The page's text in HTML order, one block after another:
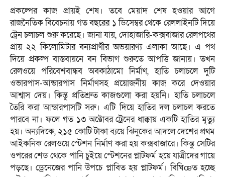
প্রকল্পের কাজ প্রায়ই শেষ। তবে মেয়াদ শেষ হওয়ার আগে
রাজনৈতিক বিবেচনায় গত বছরের ১ ডিসেম্বর থেকে রেললাইনটি দিয়ে
ট্রেন চলাচল শুরু করেছে। জানা যায়, দোহাজারি-কক্সবাজার রেলপথের
প্রায় ২২ কিলোমিটার বন্যপ্রাণীর অভয়ারণ্য এলাকা আছে। এ পথ
দিয়ে প্রকল্প বাস্তবায়নে বন বিভাগ শুরুতে আপত্তি জানায়। তখন
রেলওয়ে পরিবেশবান্ধব অবকাঠামো নির্মাণ, হাতি চলাচলে দুটি
ওভারপাস-আন্ডারপাস নির্মাণসহ প্রয়োজনীয় কাজ করে দেওয়ার
আশ্বাস দেয়। কিন্তু প্রতিশ্রুত কাজগুলো করা হয়নি। হাতি চলাচলে
তৈরি করা আন্ডারপাসটি সরু। এটি দিয়ে হাতির দল চলাচল করতে
পারবে না। ফলে গত ১৩ অক্টোবর ট্রেনের ধাক্কায় একটি হাতির মৃত্যু
হয়। অন্যদিকে, ২১৫ কোটি টাকা ব্যয়ে ঝিনুকের আদলে দেশের প্রথম
আইকনিক রেলওয়ে স্টেশন নির্মাণ করা হয় কক্সবাজারে। কিন্তু সেটির
ওপরের শেড থেকে পানি চুইয়ে স্টেশনের প্লাটফর্ম হয়ে যাত্রীদের গায়ে
পড়ছে। ড্রেনেজের পানি উপচে প্লাবিত হয় প্লাটফর্ম। বিঘিœত হচ্ছে